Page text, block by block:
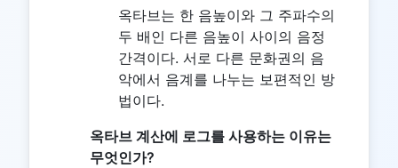
옥타브는 한 음높이와 그 주파수의
두 배인 다른 음높이 사이의 음정
간격이다. 서로 다른 문화권의 음
악에서 음계를 나누는 보편적인 방
법이다.
옥타브 계산에 로그를 사용하는 이유는
무엇인가?